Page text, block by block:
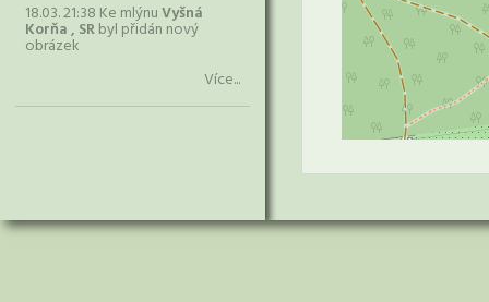
18.03. 21:38 Ke mlýnuVyšná
Korňa , SRbyl přidán nový
obrázek
Více...